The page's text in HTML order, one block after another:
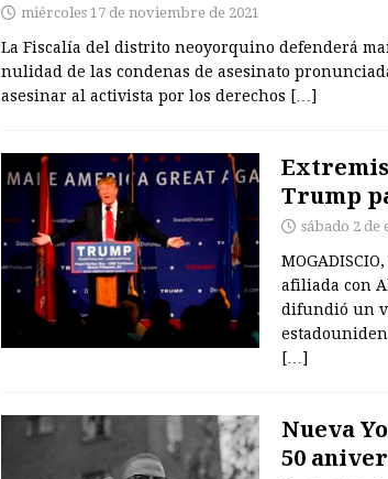
miércoles 17 de noviembre de 2021
La Fiscalía del distrito neoyorquino defenderá
nulidad de las condenas de asesinato
asesinar al activista por los derechos […]
Trump
sábado 2 de
afiliada con
difundió un
[…]
Nueva
50